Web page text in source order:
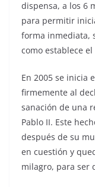
dispensa, a los 6
para permitir
forma inmediata,
como establece
En 2005 se inicia
firmemente al
sanación de una
Pablo II. Este
después de su
en cuestión y
milagro, para ser